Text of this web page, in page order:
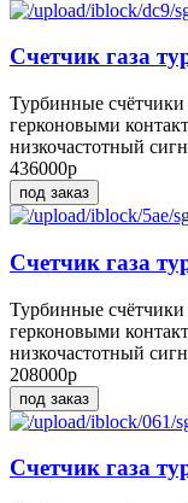
Счетчик газа
Турбинные
герконовыми
низкочастотный
436000р
под заказ
Счетчик газа
Турбинные
герконовыми
низкочастотный
208000р
под заказ
Счетчик газа